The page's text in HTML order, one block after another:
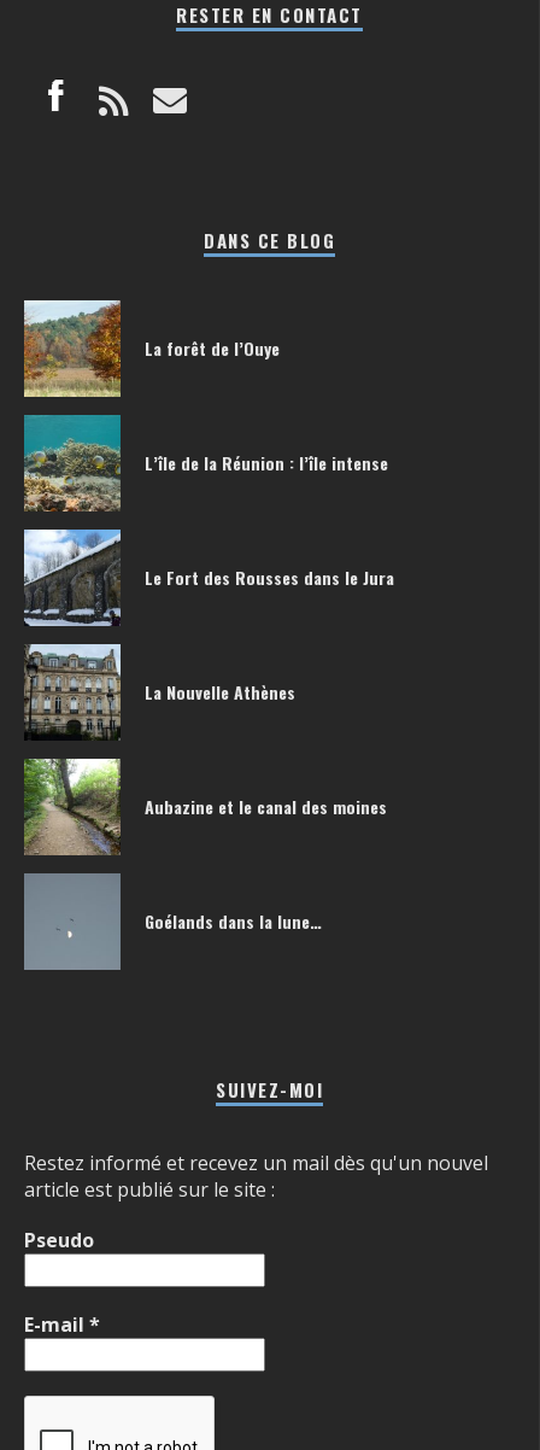
RESTER EN CONTACT
DANS CE BLOG
La forêt de l’Ouye
L’île de la Réunion : l’île intense
Le Fort des Rousses dans le Jura
La Nouvelle Athènes
Aubazine et le canal des moines
Goélands dans la lune…
SUIVEZ-MOI
Restez informé et recevez un mail dès qu'un nouvel
article est publié sur le site :
Pseudo
E-mail *